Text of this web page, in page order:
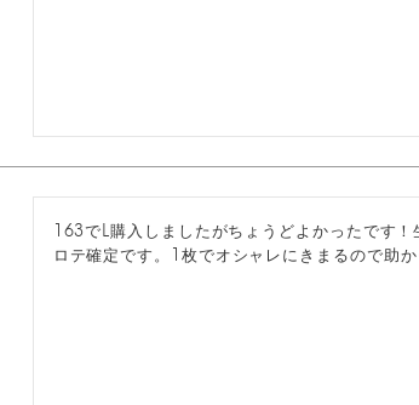
163でL購入しましたがちょうどよかったです
ロテ確定です。1枚でオシャレにきまるので助か